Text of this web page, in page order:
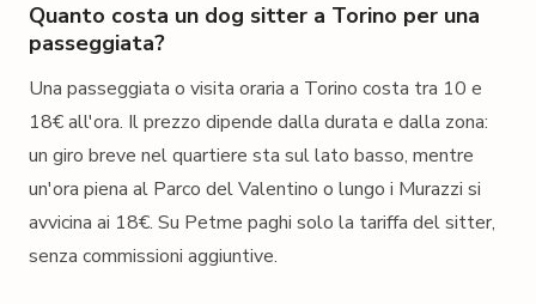
Quanto costa un dog sitter a Torino per una
passeggiata?
Una passeggiata o visita oraria a Torino costa tra 10 e
18€ all'ora. Il prezzo dipende dalla durata e dalla zona:
un giro breve nel quartiere sta sul lato basso, mentre
un'ora piena al Parco del Valentino o lungo i Murazzi si
avvicina ai 18€. Su Petme paghi solo la tariffa del sitter,
senza commissioni aggiuntive.